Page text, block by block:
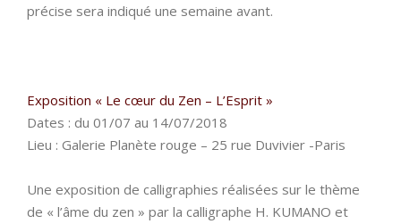
précise sera indiqué une semaine avant.
Exposition « Le cœur du Zen – L’Esprit »
Dates : du 01/07 au 14/07/2018
Lieu : Galerie Planète rouge – 25 rue Duvivier -Paris
Une exposition de calligraphies réalisées sur le thème
de « l’âme du zen » par la calligraphe H. KUMANO et